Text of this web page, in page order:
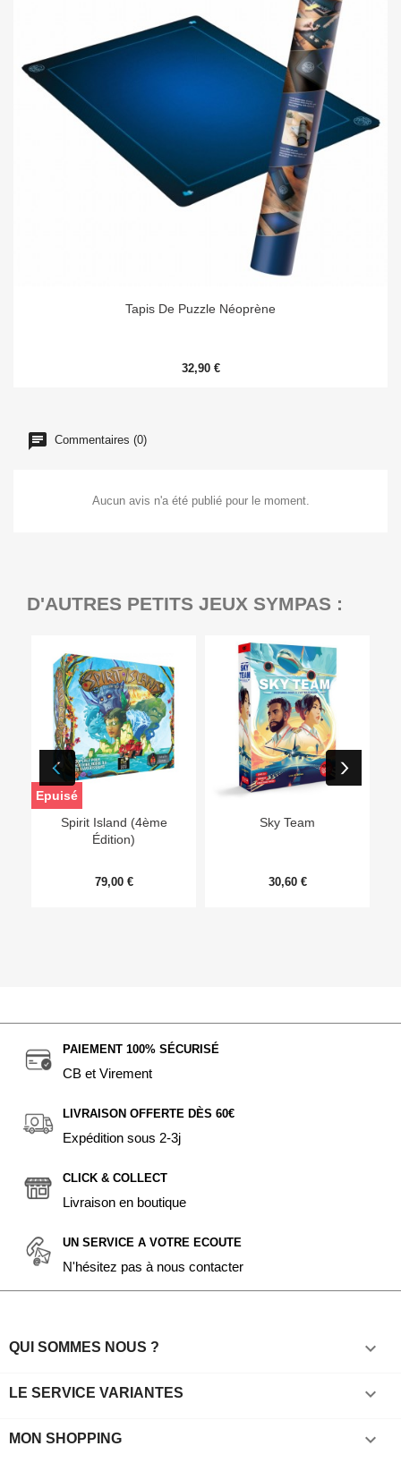
Tapis De Puzzle Néoprène
32,90 €
Commentaires (0)
Aucun avis n'a été publié pour le moment.
D'AUTRES PETITS JEUX SYMPAS :
Spirit Island (4ème
Édition)
79,00 €
Epuisé
Sky Team
30,60 €
PAIEMENT 100% SÉCURISÉ
CB et Virement
LIVRAISON OFFERTE DÈS 60€
Expédition sous 2-3j
CLICK & COLLECT
Livraison en boutique
UN SERVICE A VOTRE ECOUTE
N'hésitez pas à nous contacter
QUI SOMMES NOUS ? 
LE SERVICE VARIANTES 
MON SHOPPING 